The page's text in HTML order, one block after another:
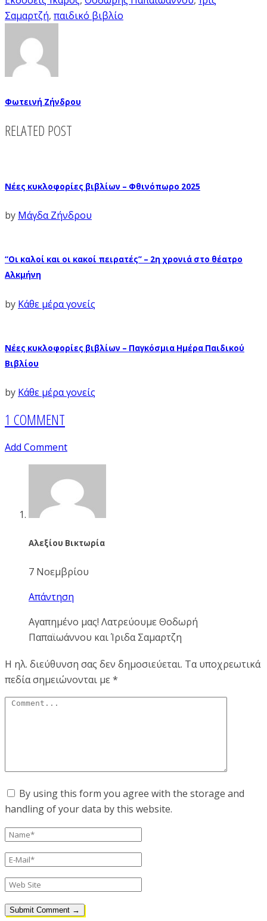
Σαμαρτζή, παιδικό βιβλίο
Φωτεινή Ζήνδρου
RELATED POST
Νέες κυκλοφορίες βιβλίων – Φθινόπωρο 2025
by Μάγδα Ζήνδρου
“Οι καλοί και οι κακοί πειρατές” – 2η χρονιά στο θέατρο
Αλκμήνη
by Κάθε μέρα γονείς
Νέες κυκλοφορίες βιβλίων – Παγκόσμια Ημέρα Παιδικού
Βιβλίου
by Κάθε μέρα γονείς
1 COMMENT
Add Comment
Αλεξίου Βικτωρία
7 Νοεμβρίου
Απάντηση
Αγαπημένο μας! Λατρεύουμε Θοδωρή
Παπαϊωάννου και Ίριδα Σαμαρτζη
Η ηλ. διεύθυνση σας δεν δημοσιεύεται. Τα υποχρεωτικά
πεδία σημειώνονται με*
By using this form you agree with the storage and
handling of your data by this website.